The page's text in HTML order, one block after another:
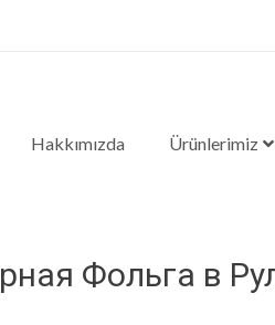
Hakkımızda Ürünlerimiz
Фольга в